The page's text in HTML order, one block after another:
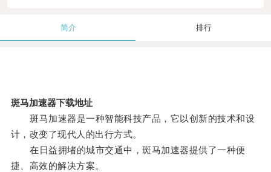
简介 排行
斑马加速器下载地址
斑马加速器是一种智能科技产品，它以创新的技术和设
计，改变了现代人的出行方式。
在日益拥堵的城市交通中，斑马加速器提供了一种便
捷、高效的解决方案。